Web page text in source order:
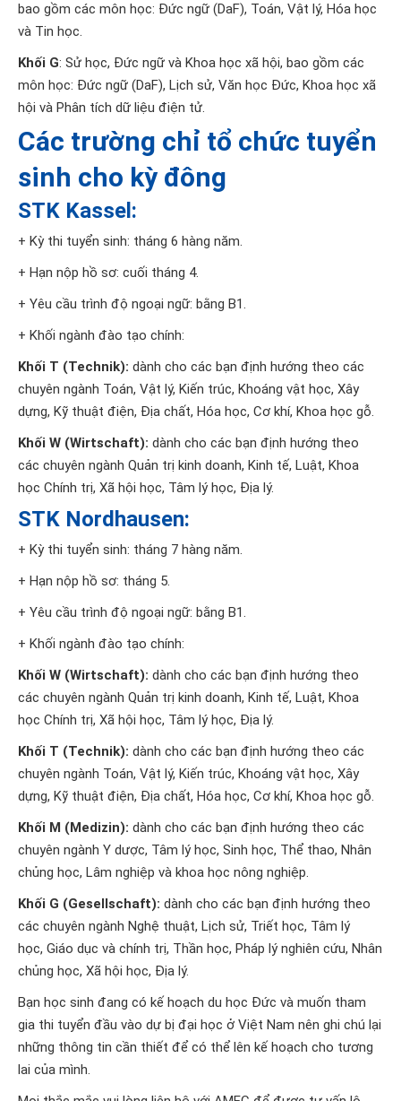
bao gồm các môn học: Đức ngữ (DaF), Toán, Vật lý, Hóa học
và Tin học.
Khối G: Sử học, Đức ngữ và Khoa học xã hội, bao gồm các
môn học: Đức ngữ (DaF), Lịch sử, Văn học Đức, Khoa học xã
hội và Phân tích dữ liệu điện tử.
Các trường chỉ tổ chức tuyển
sinh cho kỳ đông
STK Kassel:
+ Kỳ thi tuyển sinh: tháng 6 hàng năm.
+ Hạn nộp hồ sơ: cuối tháng 4.
+ Yêu cầu trình độ ngoại ngữ: bằng B1.
+ Khối ngành đào tạo chính:
Khối T (Technik): dành cho các bạn định hướng theo các
chuyên ngành Toán, Vật lý, Kiến trúc, Khoáng vật học, Xây
dựng, Kỹ thuật điện, Địa chất, Hóa học, Cơ khí, Khoa học gỗ.
Khối W (Wirtschaft): dành cho các bạn định hướng theo
các chuyên ngành Quản trị kinh doanh, Kinh tế, Luật, Khoa
học Chính trị, Xã hội học, Tâm lý học, Địa lý.
STK Nordhausen:
+ Kỳ thi tuyển sinh: tháng 7 hàng năm.
+ Hạn nộp hồ sơ: tháng 5.
+ Yêu cầu trình độ ngoại ngữ: bằng B1.
+ Khối ngành đào tạo chính:
Khối W (Wirtschaft): dành cho các bạn định hướng theo
các chuyên ngành Quản trị kinh doanh, Kinh tế, Luật, Khoa
học Chính trị, Xã hội học, Tâm lý học, Địa lý.
Khối T (Technik): dành cho các bạn định hướng theo các
chuyên ngành Toán, Vật lý, Kiến trúc, Khoáng vật học, Xây
dựng, Kỹ thuật điện, Địa chất, Hóa học, Cơ khí, Khoa học gỗ.
Khối M (Medizin): dành cho các bạn định hướng theo các
chuyên ngành Y dược, Tâm lý học, Sinh học, Thể thao, Nhân
chủng học, Lâm nghiệp và khoa học nông nghiệp.
Khối G (Gesellschaft): dành cho các bạn định hướng theo
các chuyên ngành Nghệ thuật, Lịch sử, Triết học, Tâm lý
học, Giáo dục và chính trị, Thần học, Pháp lý nghiên cứu, Nhân
chủng học, Xã hội học, Địa lý.
Bạn học sinh đang có kế hoạch du học Đức và muốn tham
gia thi tuyển đầu vào dự bị đại học ở Việt Nam nên ghi chú lại
những thông tin cần thiết để có thể lên kế hoạch cho tương
lai của mình.